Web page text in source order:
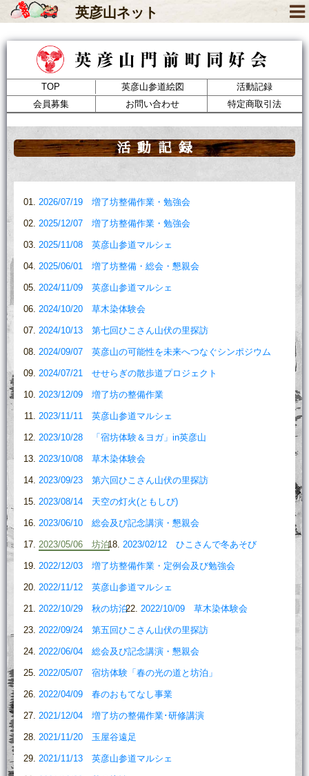
英彦山ネット
TOP 英彦山参道絵図
活動記録
会員募集
お問い合わせ 特定商取引法
活動記録
2026/07/19 増了坊整備作業・勉強会
2025/12/07 増了坊整備作業・勉強会
2025/11/08 英彦山参道マルシェ
2025/06/01 増了坊整備・総会・懇親会
2024/11/09 英彦山参道マルシェ
2024/10/20 草木染体験会
2024/10/13 第七回ひこさん山伏の里探訪
2024/09/07 英彦山の可能性を未来へつなぐシンポジウム
2024/07/21 せせらぎの散歩道プロジェクト
2023/12/09 増了坊の整備作業
2023/11/11 英彦山参道マルシェ
2023/10/28 「宿坊体験＆ヨガ」in英彦山
2023/10/08 草木染体験会
2023/09/23 第六回ひこさん山伏の里探訪
2023/08/14 天空の灯火(ともしび)
2023/06/10 総会及び記念講演・懇親会
2023/05/06 坊泊 2023/02/12 ひこさんで冬あそび
2022/12/03 増了坊整備作業・定例会及び勉強会
2022/11/12 英彦山参道マルシェ
2022/10/29 秋の坊泊 2022/10/09 草木染体験会
2022/09/24 第五回ひこさん山伏の里探訪
2022/06/04 総会及び記念講演・懇親会
2022/05/07 宿坊体験「春の光の道と坊泊」
2022/04/09 春のおもてなし事業
2021/12/04 増了坊の整備作業･研修講演
2021/11/20 玉屋谷遠足
2021/11/13 英彦山参道マルシェ